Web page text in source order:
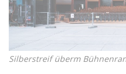
Silberstreif überm